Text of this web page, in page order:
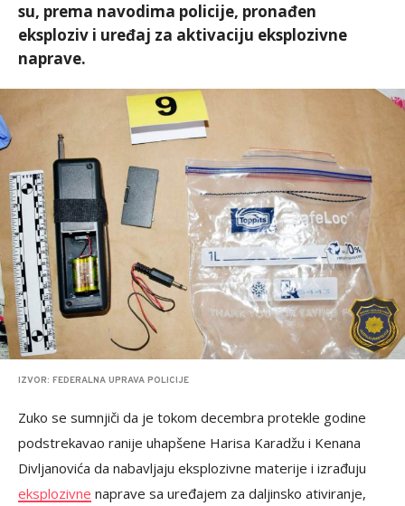
su, prema navodima policije, pronađen
eksploziv i uređaj za aktivaciju eksplozivne
naprave.
IZVOR: FEDERALNA UPRAVA POLICIJE
Zuko se sumnjiči da je tokom decembra protekle godine
podstrekavao ranije uhapšene Harisa Karadžu i Kenana
Divljanovića da nabavljaju eksplozivne materije i izrađuju
eksplozivne naprave sa uređajem za daljinsko ativiranje,